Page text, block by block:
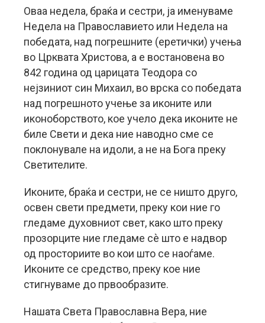
Оваа недела, браќа и сестри, ја именуваме
Недела на Православието или Недела на
победата, над погрешните (еретички) учења
во Црквата Христова, а е востановена во
842 година од царицата Теодора со
нејзиниот син Михаил, во врска со победата
над погрешното учење за иконите или
иконоборството, кое учело дека иконите не
биле Свети и дека ние наводно сме се
поклонувале на идоли, а не на Бога преку
Светителите.
Иконите, браќа и сестри, не се ништо друго,
освен свети предмети, преку кои ние го
гледаме духовниот свет, како што преку
прозорците ние гледаме сè што е надвор
од просториите во кои што се наоѓаме.
Иконите се средство, преку кое ние
стигнуваме до првообразите.
Нашата Света Православна Вера, ние